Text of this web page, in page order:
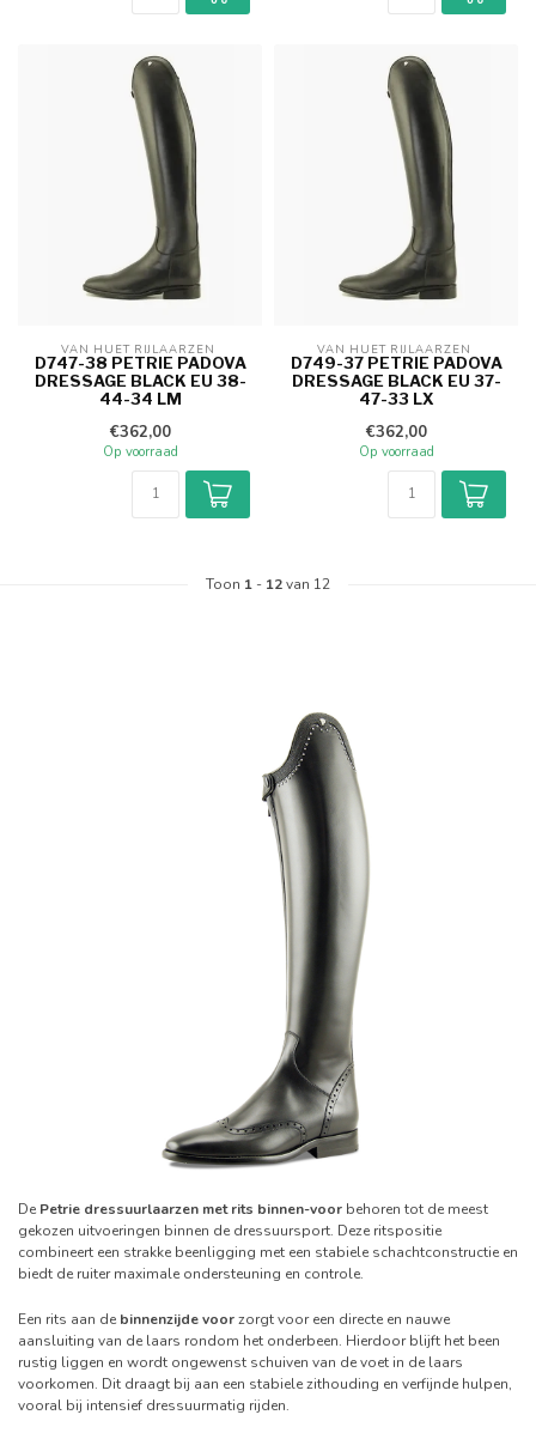
VAN HUET RIJLAARZEN
D747-38 PETRIE PADOVA
DRESSAGE BLACK EU 38-
44-34 LM
€362,00
Op voorraad
VAN HUET RIJLAARZEN
D749-37 PETRIE PADOVA
DRESSAGE BLACK EU 37-
47-33 LX
€362,00
Op voorraad
Toon 1 - 12van 12
De Petrie dressuurlaarzen met rits binnen-voor behoren tot de meest
gekozen uitvoeringen binnen de dressuursport. Deze ritspositie
combineert een strakke beenligging met een stabiele schachtconstructie en
biedt de ruiter maximale ondersteuning en controle.
Een rits aan de binnenzijde voorzorgt voor een directe en nauwe
aansluiting van de laars rondom het onderbeen. Hierdoor blijft het been
rustig liggen en wordt ongewenst schuiven van de voet in de laars
voorkomen. Dit draagt bij aan een stabiele zithouding en verfijnde hulpen,
vooral bij intensief dressuurmatig rijden.